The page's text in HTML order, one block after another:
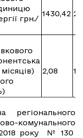
грн./
1430,42 2
2,08
регіонального
комунального
року № 130